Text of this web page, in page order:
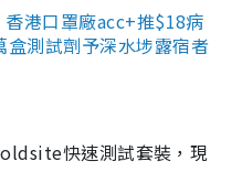
港口罩廠acc+推$18病
測試劑予深水埗露宿者
快速測試套裝，現